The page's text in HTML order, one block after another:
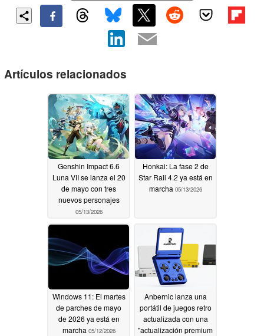
Artículos relacionados
Genshin Impact 6.6
Luna VII se lanza el 20
de mayo con tres
nuevos personajes
05/13/2026
Honkai: La fase 2 de
Star Rail 4.2 ya está en
marcha 05/13/2026
Windows 11: El martes
de parches de mayo
de 2026 ya está en
marcha 05/12/2026
Anbernic lanza una
portátil de juegos retro
actualizada con una
"actualización premium